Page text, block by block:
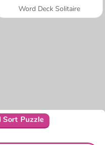
Word Deck Solitaire
Sort Puzzle